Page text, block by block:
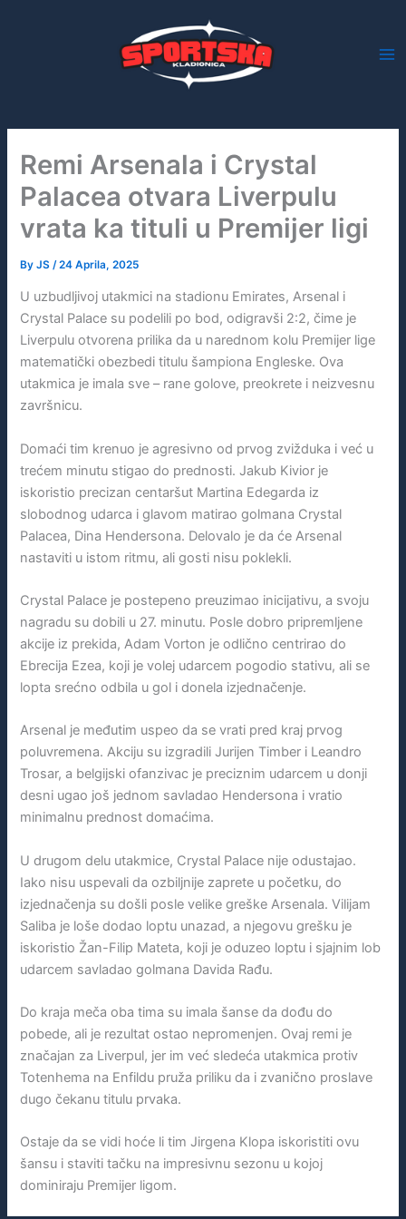
Remi Arsenala i Crystal
Palacea otvara Liverpulu
vrata ka tituli u Premijer ligi
ByJS /24 Aprila, 2025
U uzbudljivoj utakmici na stadionu Emirates, Arsenal i
Crystal Palace su podelili po bod, odigravši 2:2, čime je
Liverpulu otvorena prilika da u narednom kolu Premijer lige
matematički obezbedi titulu šampiona Engleske. Ova
utakmica je imala sve – rane golove, preokrete i neizvesnu
završnicu.
Domaći tim krenuo je agresivno od prvog zvižduka i već u
trećem minutu stigao do prednosti. Jakub Kivior je
iskoristio precizan centaršut Martina Edegarda iz
slobodnog udarca i glavom matirao golmana Crystal
Palacea, Dina Hendersona. Delovalo je da će Arsenal
nastaviti u istom ritmu, ali gosti nisu poklekli.
Crystal Palace je postepeno preuzimao inicijativu, a svoju
nagradu su dobili u 27. minutu. Posle dobro pripremljene
akcije iz prekida, Adam Vorton je odlično centrirao do
Ebrecija Ezea, koji je volej udarcem pogodio stativu, ali se
lopta srećno odbila u gol i donela izjednačenje.
Arsenal je međutim uspeo da se vrati pred kraj prvog
poluvremena. Akciju su izgradili Jurijen Timber i Leandro
Trosar, a belgijski ofanzivac je preciznim udarcem u donji
desni ugao još jednom savladao Hendersona i vratio
minimalnu prednost domaćima.
U drugom delu utakmice, Crystal Palace nije odustajao.
Iako nisu uspevali da ozbiljnije zaprete u početku, do
izjednačenja su došli posle velike greške Arsenala. Vilijam
Saliba je loše dodao loptu unazad, a njegovu grešku je
iskoristio Žan-Filip Mateta, koji je oduzeo loptu i sjajnim lob
udarcem savladao golmana Davida Rađu.
Do kraja meča oba tima su imala šanse da dođu do
pobede, ali je rezultat ostao nepromenjen. Ovaj remi je
značajan za Liverpul, jer im već sledeća utakmica protiv
Totenhema na Enfildu pruža priliku da i zvanično proslave
dugo čekanu titulu prvaka.
Ostaje da se vidi hoće li tim Jirgena Klopa iskoristiti ovu
šansu i staviti tačku na impresivnu sezonu u kojoj
dominiraju Premijer ligom.